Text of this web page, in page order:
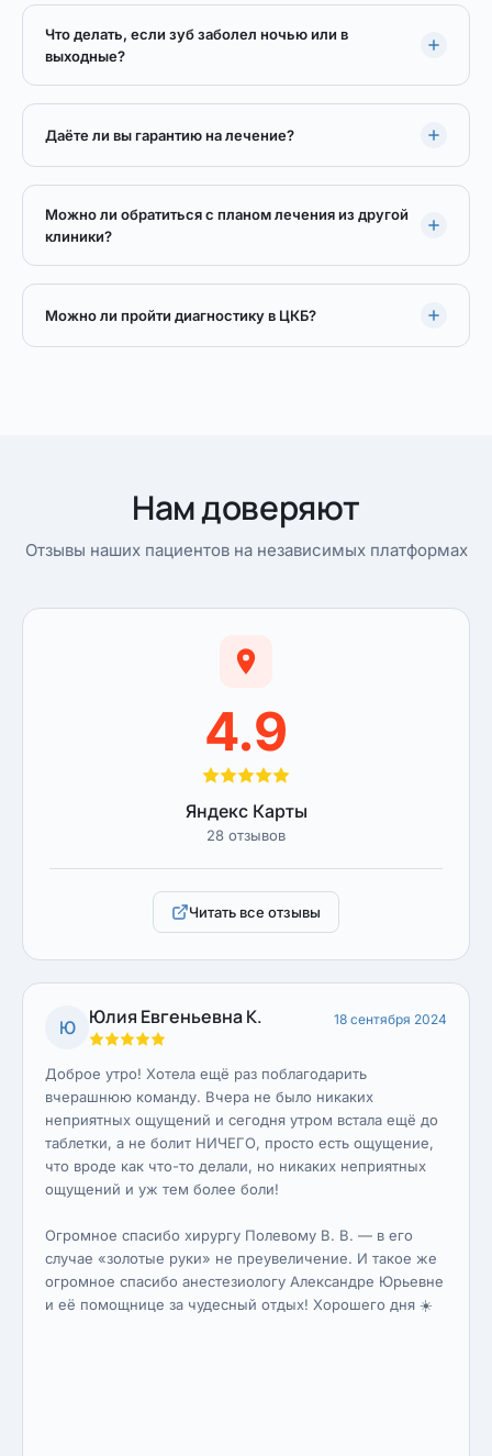
Что делать, если зуб заболел ночью или в
выходные?
Даёте ли вы гарантию на лечение?
Можно ли обратиться с планом лечения из другой
клиники?
Можно ли пройти диагностику в ЦКБ?
Нам доверяют
Отзывы наших пациентов на независимых платформах
4.9
Яндекс Карты
28 отзывов
Читать все отзывы
Ю Юлия Евгеньевна К. 18 сентября 2024
Доброе утро! Хотела ещё раз поблагодарить
вчерашнюю команду. Вчера не было никаких
неприятных ощущений и сегодня утром встала ещё до
таблетки, а не болит НИЧЕГО, просто есть ощущение,
что вроде как что-то делали, но никаких неприятных
ощущений и уж тем более боли!
Огромное спасибо хирургу Полевому В. В. — в его
случае «золотые руки» не преувеличение. И такое же
огромное спасибо анестезиологу Александре Юрьевне
и её помощнице за чудесный отдых! Хорошего дня ☀️